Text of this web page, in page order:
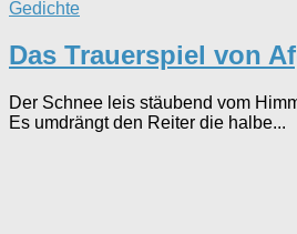
Gedichte
Das Trauerspiel von
Der Schnee leis stäubend vom
Es umdrängt den Reiter die halbe...